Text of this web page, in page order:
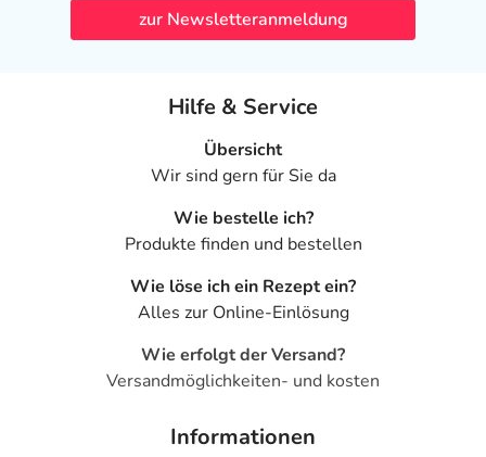
zur Newsletteranmeldung
Hilfe & Service
Übersicht
Wir sind gern für Sie da
Wie bestelle ich?
Produkte finden und bestellen
Wie löse ich ein Rezept ein?
Alles zur Online-Einlösung
Wie erfolgt der Versand?
Versandmöglichkeiten- und kosten
Informationen